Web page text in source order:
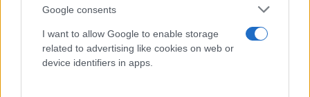
Google consents
I want to allow Google to enable storage
related to advertising like cookies on web or
device identifiers in apps.
Στις επιχειρήσεις στον Έβρο συμμετέχουν ισχυρές